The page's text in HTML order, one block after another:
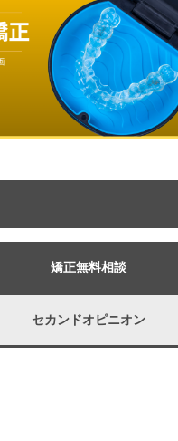
矯正無料相談
セカンドオピニオン